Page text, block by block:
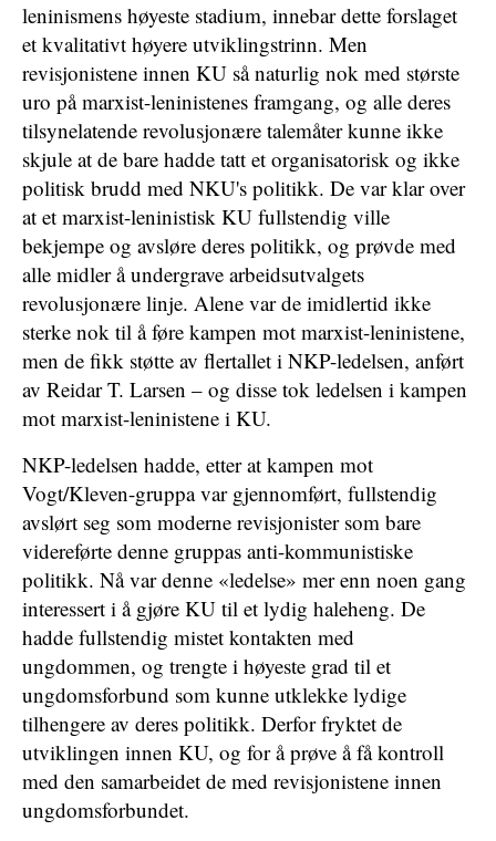
leninismens høyeste stadium, innebar dette forslaget
et kvalitativt høyere utviklingstrinn. Men
revisjonistene innen KU så naturlig nok med største
uro på marxist-leninistenes framgang, og alle deres
tilsynelatende revolusjonære talemåter kunne ikke
skjule at de bare hadde tatt et organisatorisk og ikke
politisk brudd med NKU's politikk. De var klar over
at et marxist-leninistisk KU fullstendig ville
bekjempe og avsløre deres politikk, og prøvde med
alle midler å undergrave arbeidsutvalgets
revolusjonære linje. Alene var de imidlertid ikke
sterke nok til å føre kampen mot marxist-leninistene,
men de fikk støtte av flertallet i NKP-ledelsen, anført
av Reidar T. Larsen – og disse tok ledelsen i kampen
mot marxist-leninistene i KU.
NKP-ledelsen hadde, etter at kampen mot
Vogt/Kleven-gruppa var gjennomført, fullstendig
avslørt seg som moderne revisjonister som bare
videreførte denne gruppas anti-kommunistiske
politikk. Nå var denne «ledelse» mer enn noen gang
interessert i å gjøre KU til et lydig haleheng. De
hadde fullstendig mistet kontakten med
ungdommen, og trengte i høyeste grad til et
ungdomsforbund som kunne utklekke lydige
tilhengere av deres politikk. Derfor fryktet de
utviklingen innen KU, og for å prøve å få kontroll
med den samarbeidet de med revisjonistene innen
ungdomsforbundet.